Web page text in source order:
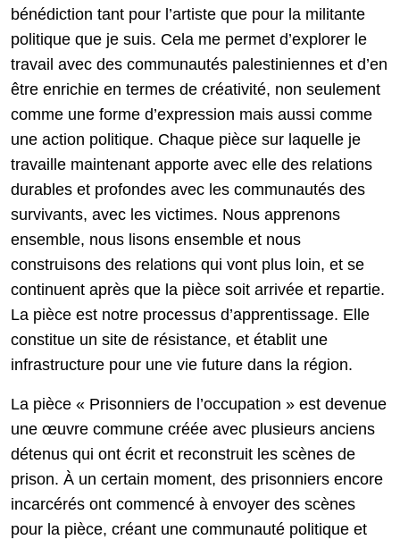
bénédiction tant pour l’artiste que pour la militante
politique que je suis. Cela me permet d’explorer le
travail avec des communautés palestiniennes et d’en
être enrichie en termes de créativité, non seulement
comme une forme d’expression mais aussi comme
une action politique. Chaque pièce sur laquelle je
travaille maintenant apporte avec elle des relations
durables et profondes avec les communautés des
survivants, avec les victimes. Nous apprenons
ensemble, nous lisons ensemble et nous
construisons des relations qui vont plus loin, et se
continuent après que la pièce soit arrivée et repartie.
La pièce est notre processus d’apprentissage. Elle
constitue un site de résistance, et établit une
infrastructure pour une vie future dans la région.
La pièce « Prisonniers de l’occupation » est devenue
une œuvre commune créée avec plusieurs anciens
détenus qui ont écrit et reconstruit les scènes de
prison. À un certain moment, des prisonniers encore
incarcérés ont commencé à envoyer des scènes
pour la pièce, créant une communauté politique et